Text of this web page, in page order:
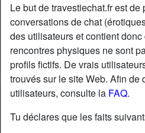
Le but de travestiechat.fr est de
conversations de chat
des utilisateurs et contient
rencontres physiques ne sont
profils fictifs. De vrais
trouvés sur le site Web. Afin de
utilisateurs, consulte la FAQ.
Tu déclares que les faits
starAjouter
Nickname:
Âge: